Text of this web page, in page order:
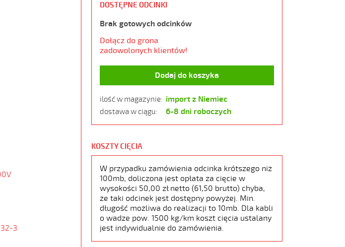
3
DOSTĘPNE ODCINKI
Brak gotowych odcinków
Dołącz do grona
zadowolonych klientów!
Dodaj do koszyka
ilość w magazynie: import z Niemiec
dostawa w ciągu: 6-8 dni roboczych
KOSZTY CIĘCIA
W przypadku zamówienia odcinka krótszego niż
100mb, doliczona jest opłata za cięcie w
wysokości 50,00 zł netto (61,50 brutto) chyba,
że taki odcinek jest dostępny powyżej. Min.
długość możliwa do realizacji to 10mb. Dla kabli
o wadze pow. 1500 kg/km koszt cięcia ustalany
jest indywidualnie do zamówienia.